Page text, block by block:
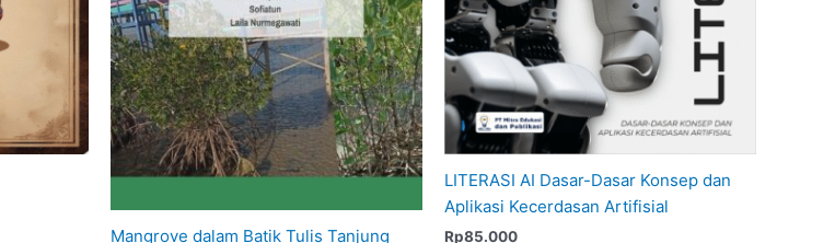
Mangrove dalam Batik Tulis Tanjung
LITERASI AI Dasar-Dasar Konsep dan
Aplikasi Kecerdasan Artifisial
Rp85.000